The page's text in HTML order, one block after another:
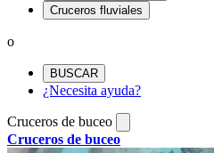
Cruceros fluviales
o
BUSCAR
¿Necesita ayuda?
Cruceros de buceo
Cruceros de buceo